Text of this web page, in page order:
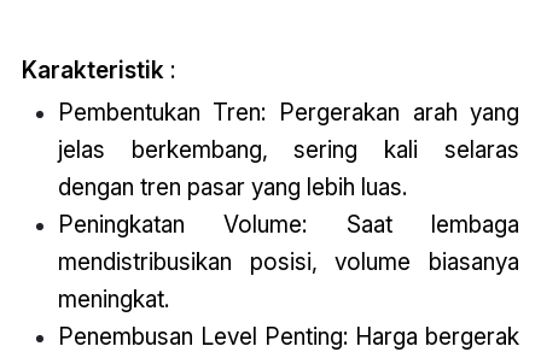
Karakteristik:
Pembentukan Tren: Pergerakan arah yang
jelas berkembang, sering kali selaras
dengan tren pasar yang lebih luas.
Peningkatan Volume: Saat lembaga
mendistribusikan posisi, volume biasanya
meningkat.
Penembusan Level Penting: Harga bergerak